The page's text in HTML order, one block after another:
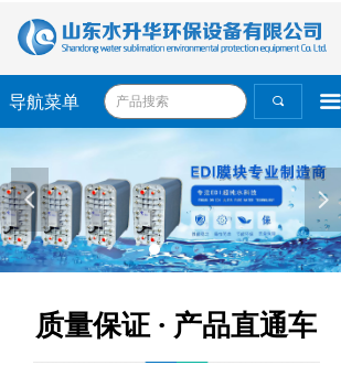
끠 끀
导航菜单
넳 넲
质量保证 · 产品直通车